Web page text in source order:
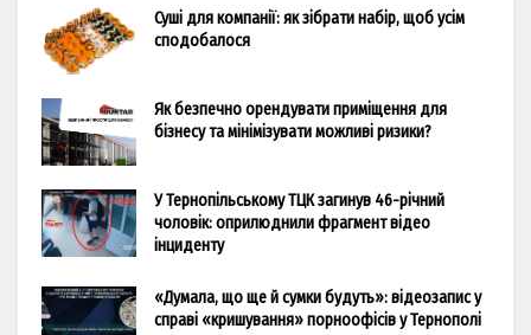
Суші для компанії: як зібрати набір, щоб усім
сподобалося
Як безпечно орендувати приміщення для
бізнесу та мінімізувати можливі ризики?
У Тернопільському ТЦК загинув 46-річний
чоловік: оприлюднили фрагмент відео
інциденту
«Думала, що ще й сумки будуть»: відеозапис у
справі «кришування» порноофісів у Тернополі